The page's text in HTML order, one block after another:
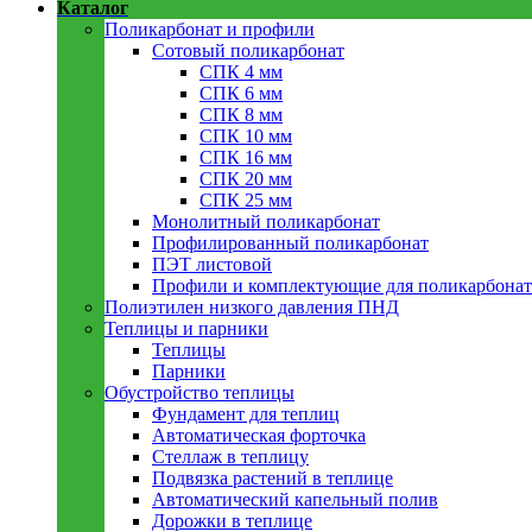
Каталог
Поликарбонат и профили
Сотовый поликарбонат
СПК 4 мм
СПК 6 мм
СПК 8 мм
СПК 10 мм
СПК 16 мм
СПК 20 мм
СПК 25 мм
Монолитный поликарбонат
Профилированный поликарбонат
ПЭТ листовой
Профили и комплектующие для
Полиэтилен низкого давления ПНД
Теплицы и парники
Теплицы
Парники
Обустройство теплицы
Фундамент для теплиц
Автоматическая форточка
Стеллаж в теплицу
Подвязка растений в теплице
Автоматический капельный полив
Дорожки в теплице